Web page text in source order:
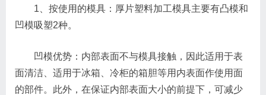
1、按使用的模具：厚片塑料加工模具主要有凸模和
凹模吸塑2种。
凹模优势：内部表面不与模具接触，因此适用于表
面清洁、适用于冰箱、冷柜的箱胆等用内表面作使用面
的部件。此外，在保证内部表面大小的前提下，可减少